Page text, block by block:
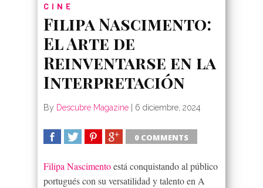
CINE
Filipa Nascimento:
El Arte de
Reinventarse en la
Interpretación
By Descubre Magazine 6 diciembre, 2024
0 COMMENTS
Filipa Nascimentoestá conquistando al público
portugués con su versatilidad y talento en A